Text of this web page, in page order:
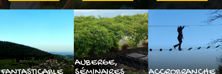
AUBERGE,